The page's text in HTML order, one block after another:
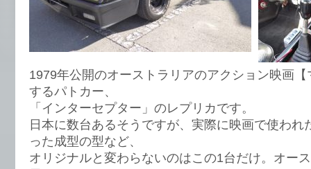
1979年公開のオーストラリアのアクション映画
するパトカー、
「インターセプター」のレプリカです。
日本に数台あるそうですが、実際に映画で使われ
った成型の型など、
オリジナルと変わらないのはこの1台だけ。オー